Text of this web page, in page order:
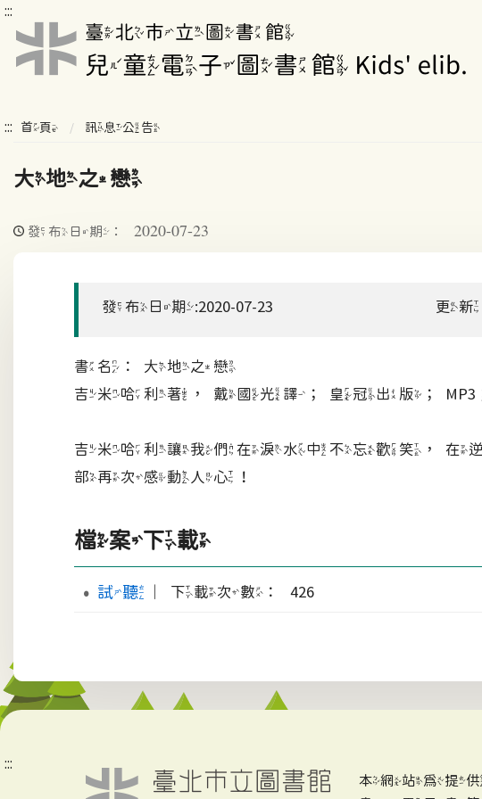
:::
::: 首頁 訊息公告
大地之戀
發布日期： 2020-07-23
發布日期:2020-07-23 更新
書名：大地之戀
吉米哈利著，戴國光譯；皇冠出版；MP3
吉米哈利讓我們在淚水中不忘歡笑，在
部再次感動人心！
檔案下載
試聽 ｜下載次數： 426
:::
本網站為提